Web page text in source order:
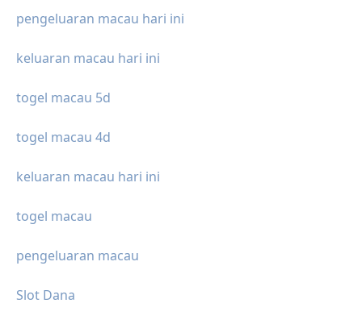
pengeluaran macau hari ini
keluaran macau hari ini
togel macau 5d
togel macau 4d
keluaran macau hari ini
togel macau
pengeluaran macau
Slot Dana